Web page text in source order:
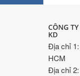
CÔNG
KD
Địa chỉ
HCM
Địa chỉ